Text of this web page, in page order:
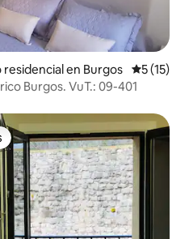
en Burgos
5 (15)
Burgos. VuT.: 09-401
más destacados